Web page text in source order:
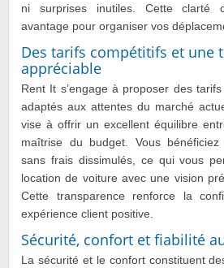
ni surprises inutiles. Cette clarté
avantage pour organiser vos
Des tarifs compétitifs et une
appréciable
Rent It s’engage à proposer des
adaptés aux attentes du marché
vise à offrir un excellent équilibre
maîtrise du budget. Vous
sans frais dissimulés, ce qui vous
location de voiture avec une vision
Cette transparence renforce la
expérience client positive.
Sécurité, confort et fiabilité
La sécurité et le confort constituent